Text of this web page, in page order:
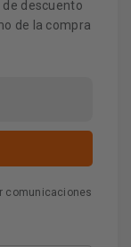
de descuento
de la compra
comunicaciones